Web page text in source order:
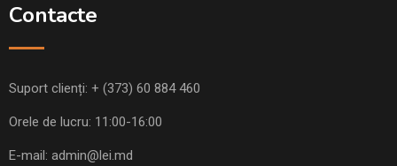
Contacte
Suport clienți: + (373) 60 884 460
Orele de lucru: 11:00-16:00
E-mail: admin@lei.md